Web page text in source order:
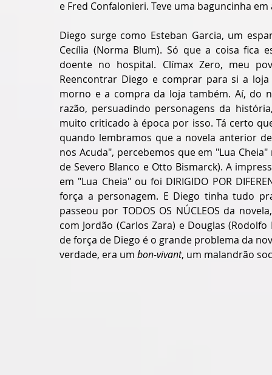
e Fred Confalonieri. Teve uma baguncinha
Diego surge como Esteban Garcia, um
Cecília (Norma Blum). Só que a coisa fica
doente no hospital. Clímax Zero, meu
Reencontrar Diego e comprar para si a
morno e a compra da loja também. Aí, do
razão, persuadindo personagens da
muito criticado à época por isso. Tá certo
quando lembramos que a novela anterior
nos Acuda", percebemos que em "Lua
de Severo Blanco e Otto Bismarck). A
em "Lua Cheia" ou foi DIRIGIDO POR
força a personagem. E Diego tinha tudo
passeou por TODOS OS NÚCLEOS da
com Jordão (Carlos Zara) e Douglas
de força de Diego é o grande problema da
verdade, era um bon-vivant, um malandrão